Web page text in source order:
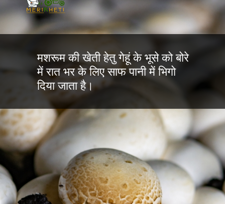
मशरूम की खेती हेतु गेहूं के भूसे को बोरे
में रात भर के लिए साफ पानी में भिगो
दिया जाता है।